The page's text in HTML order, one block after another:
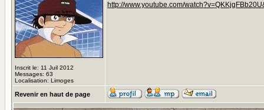
Inscrit le: 11 Juil 2012
Messages: 63
Localisation: Limoges
http://www.youtube.com/
Revenir en haut de page